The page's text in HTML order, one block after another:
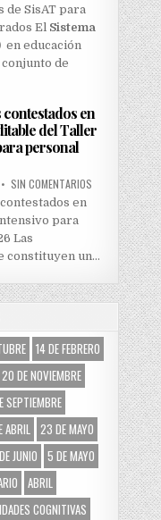
de SisAT para
El Sistema
en educación
de
en
del Taller
personal
• SIN COMENTARIOS
en
para
Las
constituyen un…
14 DE FEBRERO
20 DE NOVIEMBRE
SEPTIEMBRE
ABRIL 23 DE MAYO
JUNIO
5 DE MAYO
ABRIL
COGNITIVAS